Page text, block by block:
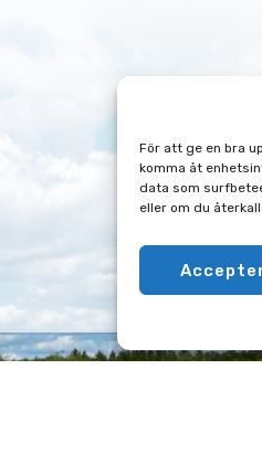
För att ge en bra
komma åt
data som
eller om du